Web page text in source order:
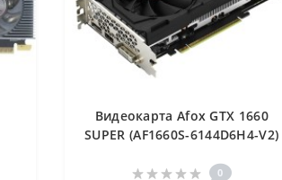
Видеокарта Afox GTX 1660
SUPER (AF1660S-6144D6H4-V2)
0